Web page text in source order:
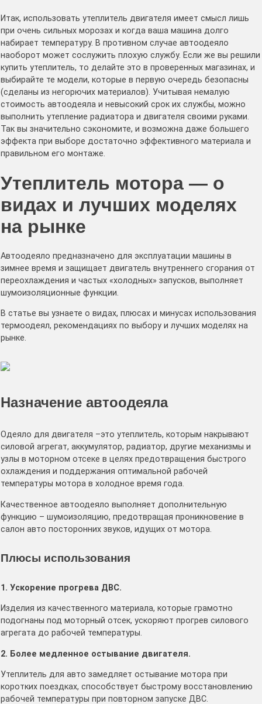
Итак, использовать утеплитель двигателя имеет смысл лишь
при очень сильных морозах и когда ваша машина долго
набирает температуру. В противном случае автоодеяло
наоборот может сослужить плохую службу. Если же вы решили
купить утеплитель, то делайте это в проверенных магазинах, и
выбирайте те модели, которые в первую очередь безопасны
(сделаны из негорючих материалов). Учитывая немалую
стоимость автоодеяла и невысокий срок их службы, можно
выполнить утепление радиатора и двигателя своими руками.
Так вы значительно сэкономите, и возможна даже большего
эффекта при выборе достаточно эффективного материала и
правильном его монтаже.
Утеплитель мотора — о
видах и лучших моделях
на рынке
Автоодеяло предназначено для эксплуатации машины в
зимнее время и защищает двигатель внутреннего сгорания от
переохлаждения и частых «холодных» запусков, выполняет
шумоизоляционные функции.
В статье вы узнаете о видах, плюсах и минусах использования
термоодеял, рекомендациях по выбору и лучших моделях на
рынке.
Назначение автоодеяла
Одеяло для двигателя –это утеплитель, которым накрывают
силовой агрегат, аккумулятор, радиатор, другие механизмы и
узлы в моторном отсеке в целях предотвращения быстрого
охлаждения и поддержания оптимальной рабочей
температуры мотора в холодное время года.
Качественное автоодеяло выполняет дополнительную
функцию – шумоизоляцию, предотвращая проникновение в
салон авто посторонних звуков, идущих от мотора.
Плюсы использования
1. Ускорение прогрева ДВС.
Изделия из качественного материала, которые грамотно
подогнаны под моторный отсек, ускоряют прогрев силового
агрегата до рабочей температуры.
2. Более медленное остывание двигателя.
Утеплитель для авто замедляет остывание мотора при
коротких поездках, способствует быстрому восстановлению
рабочей температуры при повторном запуске ДВС.